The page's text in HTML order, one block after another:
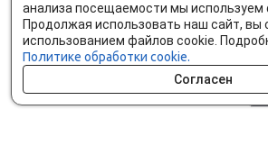
анализа посещаемости мы используем
Продолжая использовать наш сайт, вы
использованием файлов cookie.
Политике обработки cookie.
Согласен